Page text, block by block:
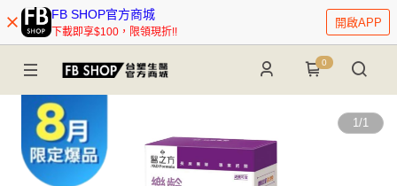
FB SHOP官方商城
下載即享$100，限領現折!!
開啟APP
0
1/1